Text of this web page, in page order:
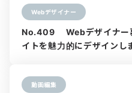
Webデザイナー
No.409 Webデザイナー
イトを魅力的にデザインし
動画編集